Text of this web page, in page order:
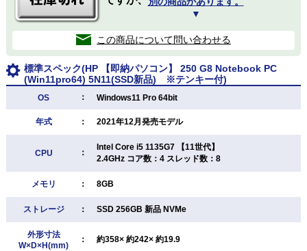
▼
この商品について問い合わせる
標準スペック(HP 【即納パソコン】 250 G8 Notebook PC
(Win11pro64) 5N11(SSD新品) ※テンキー付)
OS ： Windows11 Pro 64bit
年式 ： 2021年12月発売モデル
CPU ：
Intel Core i5 1135G7 【11世代】
2.4GHz コア数：4 スレッド数：8
メモリ ： 8GB
ストレージ ： SSD 256GB 新品 NVMe
外形寸法
W×D×H(mm)
： 約358× 約242× 約19.9